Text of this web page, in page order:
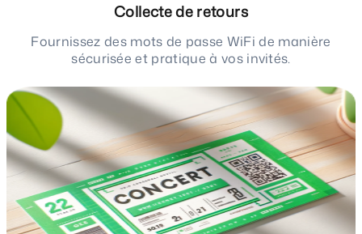
Collecte de retours
Fournissez des mots de passe WiFi de manière
sécurisée et pratique à vos invités.